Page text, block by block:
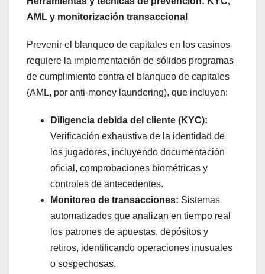
AML y monitorización transaccional
Prevenir el blanqueo de capitales en los casinos
requiere la implementación de sólidos programas
de cumplimiento contra el blanqueo de capitales
(AML, por anti-money laundering), que incluyen:
Diligencia debida del cliente (KYC):
Verificación exhaustiva de la identidad de
los jugadores, incluyendo documentación
oficial, comprobaciones biométricas y
controles de antecedentes.
Monitoreo de transacciones: Sistemas
automatizados que analizan en tiempo real
los patrones de apuestas, depósitos y
retiros, identificando operaciones inusuales
o sospechosas.